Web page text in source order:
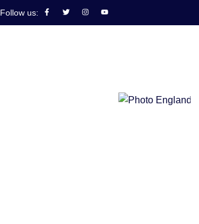
Follow us:
F
a
T
w
I
n
Y
o